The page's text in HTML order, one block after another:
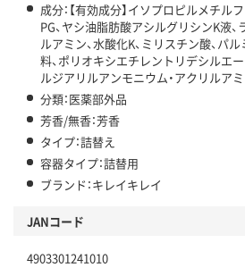
成分：【有効成分】イソプロピルメチル
PG、ヤシ油脂肪酸アシルグリシンK液
ルアミン、水酸化K、ミリスチン酸、パ
料、ポリオキシエチレントリデシルエー
ルジアリルアンモニウム・アクリルアミ
分類：医薬部外品
芳香/無香：芳香
タイプ：詰替え
容器タイプ：詰替用
ブランド：キレイキレイ
JANコード
4903301241010